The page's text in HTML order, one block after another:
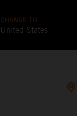
CHANGE TO
United States